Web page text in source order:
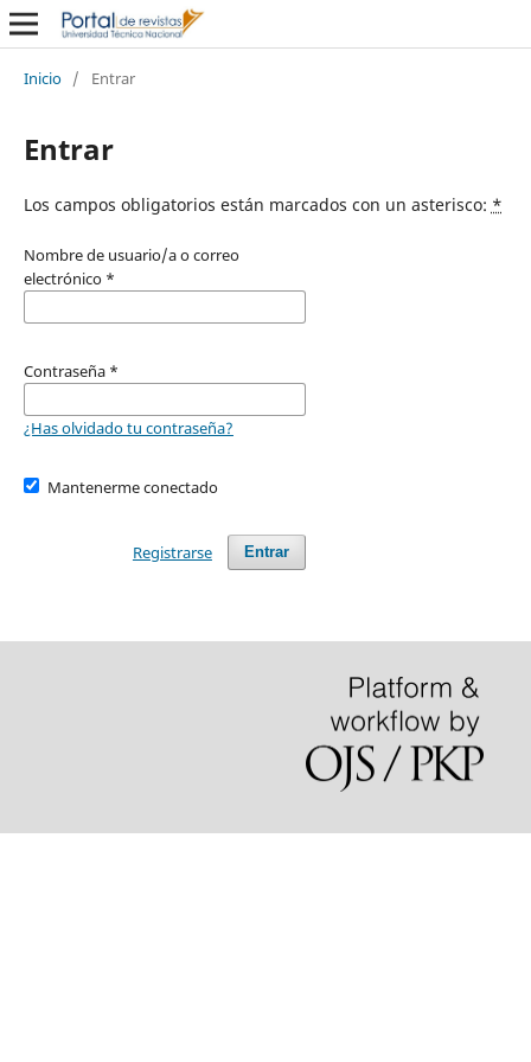
Inicio / Entrar
Entrar
Los campos obligatorios están marcados con un asterisco: *
Nombre de usuario/a o correo
electrónico *
Contraseña *
¿Has olvidado tu contraseña?
Mantenerme conectado
Entrar
Registrarse